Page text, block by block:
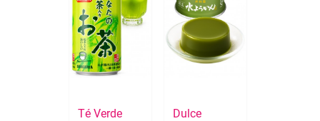
Té Verde
Dulce